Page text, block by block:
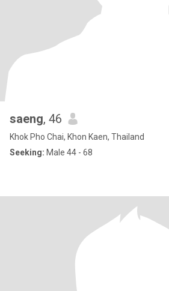
saeng, 46
Khok Pho Chai, Khon Kaen, Thailand
Seeking: Male 44 - 68